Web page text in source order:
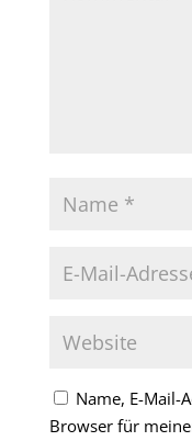
Name, E-Mail-
Browser für